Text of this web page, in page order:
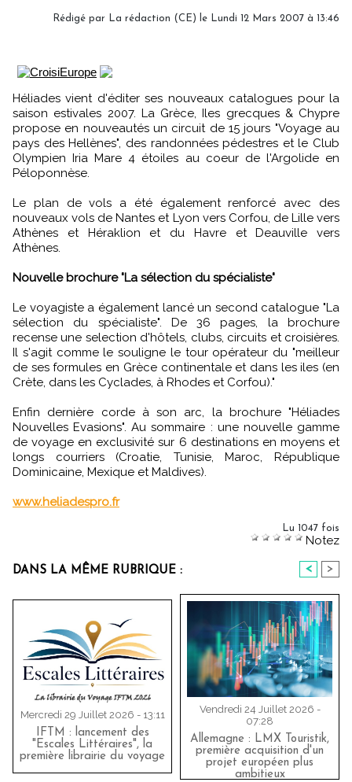
Rédigé par La rédaction (CE) le Lundi 12 Mars 2007 à 13:46
Héliades vient d'éditer ses nouveaux catalogues pour la
saison estivales 2007. La Grèce, Iles grecques & Chypre
propose en nouveautés un circuit de 15 jours "Voyage au
pays des Hellènes", des randonnées pédestres et le Club
Olympien Iria Mare 4 étoiles au coeur de l'Argolide en
Péloponnèse.
Le plan de vols a été également renforcé avec des
nouveaux vols de Nantes et Lyon vers Corfou, de Lille vers
Athènes et Héraklion et du Havre et Deauville vers
Athènes.
Nouvelle brochure "La sélection du spécialiste"
Le voyagiste a également lancé un second catalogue "La
sélection du spécialiste". De 36 pages, la brochure
recense une selection d'hôtels, clubs, circuits et croisières.
Il s'agit comme le souligne le tour opérateur du "meilleur
de ses formules en Grèce continentale et dans les iles (en
Crète, dans les Cyclades, à Rhodes et Corfou)."
Enfin dernière corde à son arc, la brochure "Héliades
Nouvelles Evasions". Au sommaire : une nouvelle gamme
de voyage en exclusivité sur 6 destinations en moyens et
longs courriers (Croatie, Tunisie, Maroc, République
Dominicaine, Mexique et Maldives).
www.heliadespro.fr
Lu 1047 fois
Notez
DANS LA MÊME RUBRIQUE : < >
Mercredi 29 Juillet 2026 - 13:11
IFTM : lancement des
"Escales Littéraires", la
première librairie du voyage
Vendredi 24 Juillet 2026 -
07:28
Allemagne : LMX Touristik,
première acquisition d'un
projet européen plus
ambitieux